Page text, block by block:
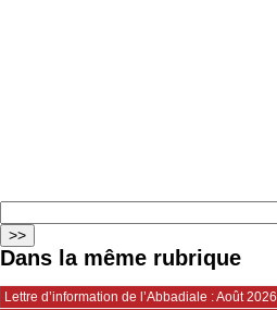
Dans la même rubrique
Lettre d’information de l’Abbadiale : Août 2026